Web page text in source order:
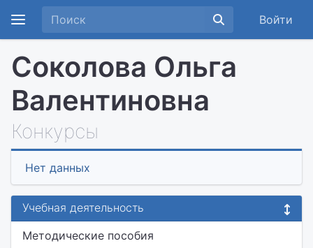
Войти
Соколова Ольга
Валентиновна
Конкурсы
Нет данных
Учебная деятельность
Методические пособия